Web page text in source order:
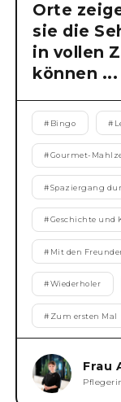
Orte
sie die
in vollen
können ...
# Bingo #
#Gourmet-
#Spaziergang
#Geschichte und
# Mit den
#Wiederholer
# Zum ersten Mal
Frau